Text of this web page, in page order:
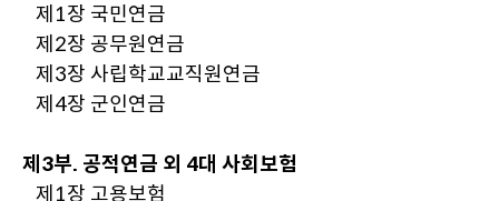
제1장 국민연금
제2장 공무원연금
제3장 사립학교교직원연금
제4장 군인연금
제3부. 공적연금 외 4대 사회보험
제1장 고용보험